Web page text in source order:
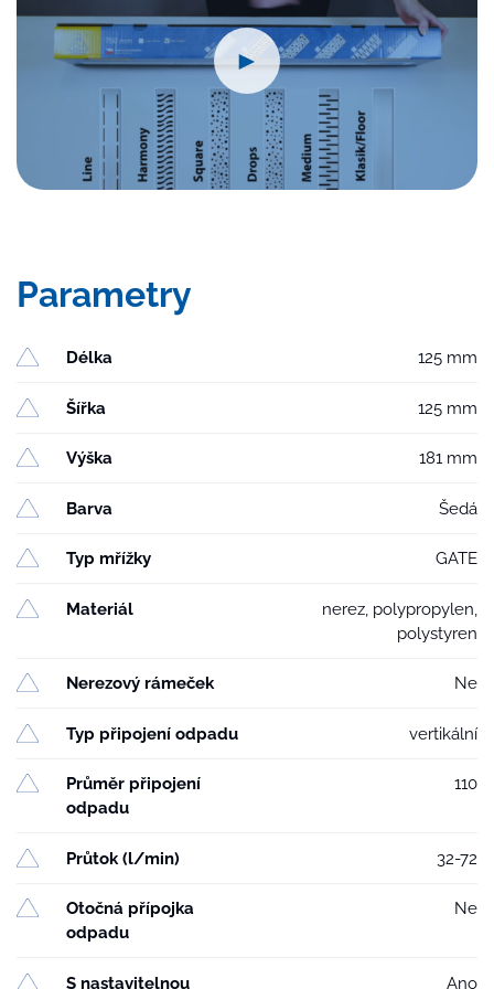
►
Parametry
Délka 125 mm
Šířka 125 mm
Výška 181 mm
Barva Šedá
Typ mřížky GATE
Materiál
nerez, polypropylen,
polystyren
Nerezový rámeček Ne
Typ připojení odpadu vertikální
Průměr připojení
odpadu
110
Průtok (l/min) 32-72
Otočná přípojka
odpadu
Ne
S nastavitelnou Ano